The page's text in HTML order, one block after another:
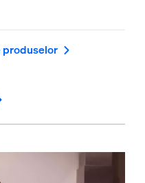
produselor